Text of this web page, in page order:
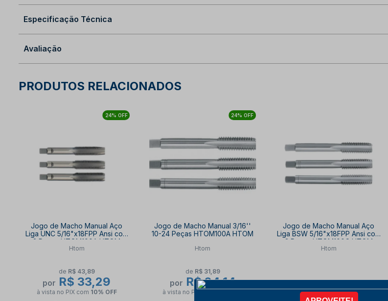
Especificação Técnica
Avaliação
PRODUTOS RELACIONADOS
24% OFF
Jogo de Macho Manual Aço
Liga UNC 5/16"x18FPP Ansi com
3 Peças HTOM100A HTOM
Htom
de R$ 43,89
por R$ 33,29
à vista no PIX com 10% OFF
24% OFF
Jogo de Macho Manual 3/16''
10-24 Peças HTOM100A HTOM
Htom
de R$ 31,89
por R$ 24,14
à vista no PIX
Jogo de Macho Manual Aço
Liga BSW 5/16"x18FPP Ansi com
3 Peças HTOM100C HTOM
Htom
R$ 39,50
à vista no PIXcom10% OFF